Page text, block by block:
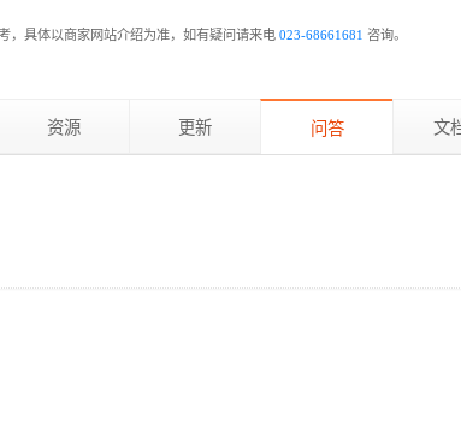
，具体以商家网站介绍为准，如有疑问请来电 023-68661681咨询。
资源 更新 问答 文